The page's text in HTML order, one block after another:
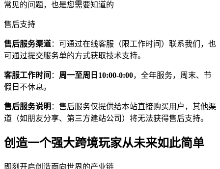
常见的问题，也是您需要知道的
售后支持
售后服务渠道：可通过在线客服（限工作时间）联系我们，也
可通过提交服务单的方式获取技术支持。
客服工作时间 ： 周一至周日10:00-0:00，全年服务，周末、节
假日不休息。
售后服务说明 ：售后服务仅提供给本站直接购买用户，其他渠
道（如朋友分享、第三方建站公司）将无法获得售后支持。
创造一个强大跨境玩家从未来如此简单
即刻开启创造面向世界的产业链